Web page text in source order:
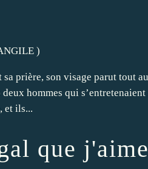
)
prière, son visage parut tout
hommes qui
et ils...
que j'aime